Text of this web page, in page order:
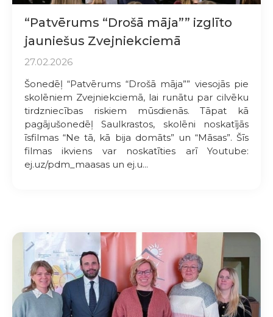
“Patvērums “Drošā māja”” izglīto
jauniešus Zvejniekciemā
27.02.2026
Šonedēļ “Patvērums “Drošā māja”” viesojās pie
skolēniem Zvejniekciemā, lai runātu par cilvēku
tirdzniecības riskiem mūsdienās. Tāpat kā
pagājušonedēļ Saulkrastos, skolēni noskatījās
īsfilmas “Ne tā, kā bija domāts” un “Māsas”. Šīs
filmas ikviens var noskatīties arī Youtube:
ej.uz/pdm_maasas un ej.u...